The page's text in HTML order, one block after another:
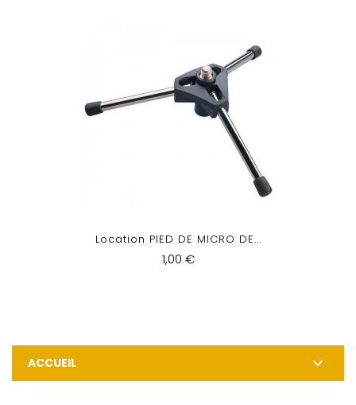
Location PIED DE MICRO DE...
1,00 €
ACCUEIL 